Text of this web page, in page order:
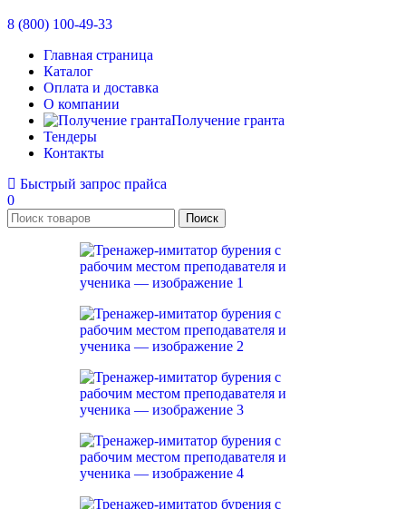
8 (800) 100-49-33
Главная страница
Каталог
Оплата и доставка
О компании
Получение гранта
Тендеры
Контакты
Быстрый запрос прайса
0
Поиск